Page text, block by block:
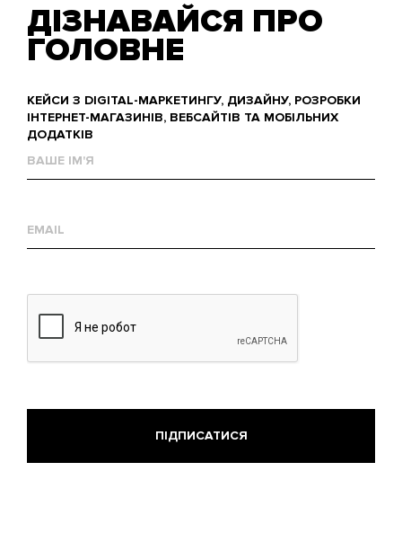
ДІЗНАВАЙСЯ ПРО
ГОЛОВНЕ
КЕЙСИ З DIGITAL-МАРКЕТИНГУ, ДИЗАЙНУ, РОЗРОБКИ
ІНТЕРНЕТ-МАГАЗИНІВ, ВЕБСАЙТІВ ТА МОБІЛЬНИХ
ДОДАТКІВ
им'я
mail